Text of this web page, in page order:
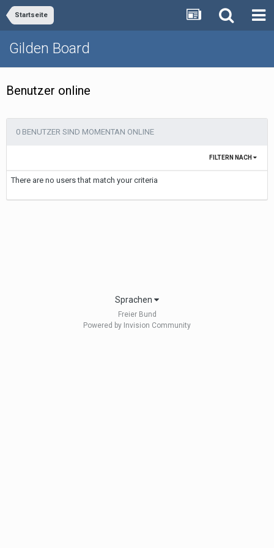
Startseite
Gilden Board
Benutzer online
0 BENUTZER SIND MOMENTAN ONLINE
FILTERN NACH
There are no users that match your criteria
Sprachen
Freier Bund
Powered by Invision Community